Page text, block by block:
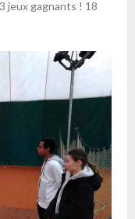
jeux gagnants ! 18